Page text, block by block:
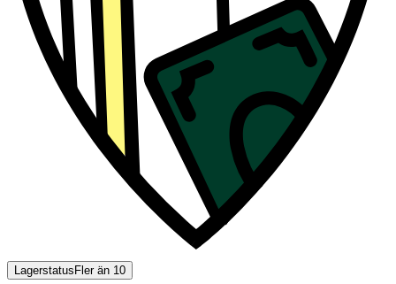
Lagerstatus Fler än 10